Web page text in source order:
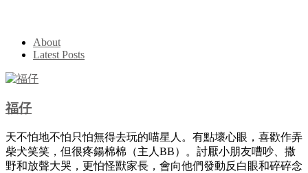
About
Latest Posts
福仔
天不怕地不怕只怕無得去玩的喵星人。有點壞心眼，喜歡作弄
柴犬笑笑，但很疼鍚棉棉（主人BB）。討厭小朋友嘈吵、撒
野和放聲大哭，更怕怪獸家長，會向他們發動反白眼和碎碎念